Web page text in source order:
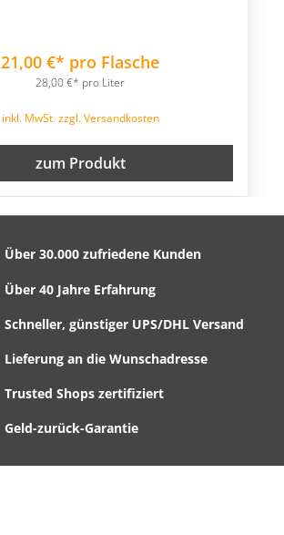
21,00 €* pro Flasche
28,00 €* pro Liter
inkl. MwSt. zzgl. Versandkosten
zum Produkt
Über 30.000 zufriedene Kunden
Über 40 Jahre Erfahrung
Schneller, günstiger UPS/DHL Versand
Lieferung an die Wunschadresse
Trusted Shops zertifiziert
Geld-zurück-Garantie